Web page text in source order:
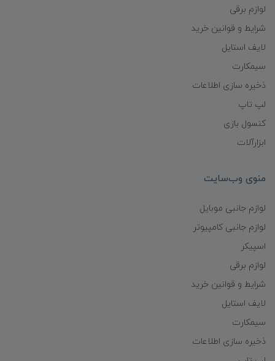
لوازم برقی
شرایط و قوانین خرید
لایف استایل
سیمکارت
ذخیره سازی اطلاعات
لپ تاپ
کنسول بازی
ابزارآلات
منوی وب‌سایت
لوازم جانبی موبایل
لوازم جانبی کامپیوتر
اسپیکر
لوازم برقی
شرایط و قوانین خرید
لایف استایل
سیمکارت
ذخیره سازی اطلاعات